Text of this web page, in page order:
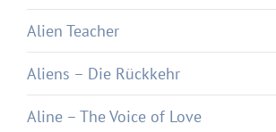
Alien Teacher
Aliens – Die Rückkehr
Aline – The Voice of Love